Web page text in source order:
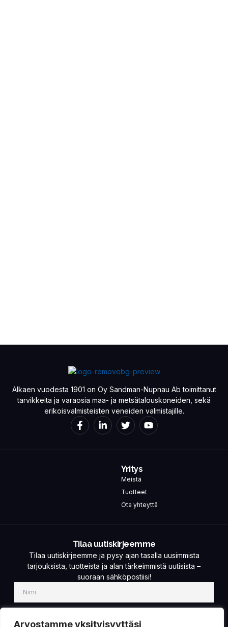
Arvostamme yksityisyyttäsi
Alkaen vuodesta 1901 on Oy Sandman-Nupnau Ab toimittanut
tarvikkeita ja varaosia maa- ja metsätalouskoneiden, sekä
erikoisvalmisteisten veneiden valmistajille.
Yritys
Meistä
Tuotteet
Ota yhteyttä
Tilaa uutiskirjeemme
Tilaa uutiskirjeemme ja pysy ajan tasalla uusimmista
tarjouksista, tuotteista ja alan tärkeimmistä uutisista –
suoraan sähköpostiisi!